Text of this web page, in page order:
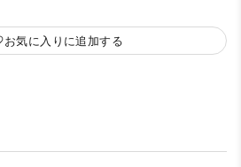
お気に入りに追加する